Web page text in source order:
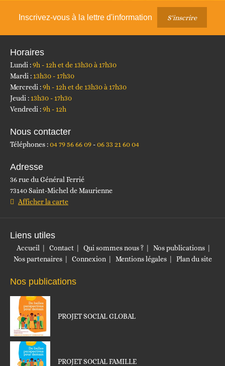
Inscrivez-vous à la lettre d'information S'inscrire
Horaires
Lundi :9h - 12h et de 13h30 à 17h30
Mardi : 13h30 - 17h30
Mercredi :9h - 12h et de 13h30 à 17h30
Jeudi : 13h30 - 17h30
Vendredi :9h - 12h
Nous contacter
Téléphones :04 79 56 66 09 06 33 21 60 04
Adresse
36 rue du Général Ferrié
73140 Saint-Michel de Maurienne
Afficher la carte
Liens utiles
Accueil Contact Qui sommes nous ?
Nos publications
Nos partenaires
Connexion Mentions légales Plan du site
Nos publications
PROJET SOCIAL GLOBAL
PROJET SOCIAL FAMILLE